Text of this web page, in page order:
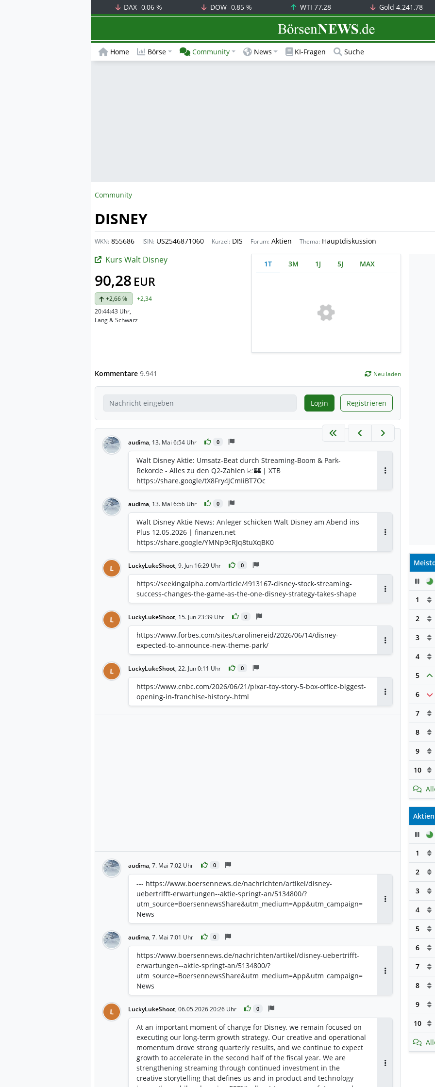
DAX-0,06 % DOW -0,85 % WTI 77,28 Gold 4.241,78
BörsenNEWS.de
Home Börse Community News KI-Fragen Suche
Community
DISNEY
WKN: 855686 ISIN: US2546871060 Kürzel: DIS Forum: Aktien Thema: Hauptdiskussion
Kurs Walt Disney
90,28 EUR
+2,66 %
+2,34
20:44:43 Uhr,
Lang & Schwarz
1T 3M 1J 5J MAX
Kommentare 9.941 Neu laden
Login Registrieren
audima, 13. Mai 6:54 Uhr 0
Walt Disney Aktie: Umsatz-Beat durch Streaming-Boom & Park-
Rekorde - Alles zu den Q2-Zahlen 📈🏰 | XTB
https://share.google/tX8Fry4JCmIiBT7Oc
audima, 13. Mai 6:56 Uhr 0
Walt Disney Aktie News: Anleger schicken Walt Disney am Abend ins
Plus 12.05.2026 | finanzen.net
https://share.google/YMNp9cRJq8tuXqBK0
L LuckyLukeShoot, 9. Jun 16:29 Uhr 0
https://seekingalpha.com/article/4913167-disney-stock-streaming-
success-changes-the-game-as-the-one-disney-strategy-takes-shape
L LuckyLukeShoot, 15. Jun 23:39 Uhr 0
https://www.forbes.com/sites/carolinereid/2026/06/14/disney-
expected-to-announce-new-theme-park/
Antworten
L LuckyLukeShoot, 22. Jun 0:11 Uhr 0
https://www.cnbc.com/2026/06/21/pixar-toy-story-5-box-office-biggest-
opening-in-franchise-history-.html
audima, 7. Mai 7:02 Uhr 0
--- https://www.boersennews.de/nachrichten/artikel/disney-
uebertrifft-erwartungen--aktie-springt-an/5134800/?
utm_source=BoersennewsShare&utm_medium=App&utm_campaign=
News
audima, 7. Mai 7:01 Uhr 0
https://www.boersennews.de/nachrichten/artikel/disney-uebertrifft-
erwartungen--aktie-springt-an/5134800/?
utm_source=BoersennewsShare&utm_medium=App&utm_campaign=
News
Antworten
L LuckyLukeShoot, 06.05.2026 20:26 Uhr 0
At an important moment of change for Disney, we remain focused on
executing our long-term growth strategy. Our creative and operational
momentum drove strong quarterly results, and we continue to expect
growth to accelerate in the second half of the fiscal year. We are
strengthening streaming through continued investment in the
creative storytelling that defines us and in product and technology
1
2
3
4
5
6
7
8
9
10
Aktien
1
2
3
4
5
6
7
8
9
10